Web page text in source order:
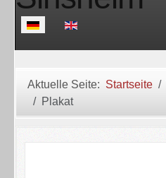
Sprache auswählen
Aktuelle Seite: Startseite
Plakat